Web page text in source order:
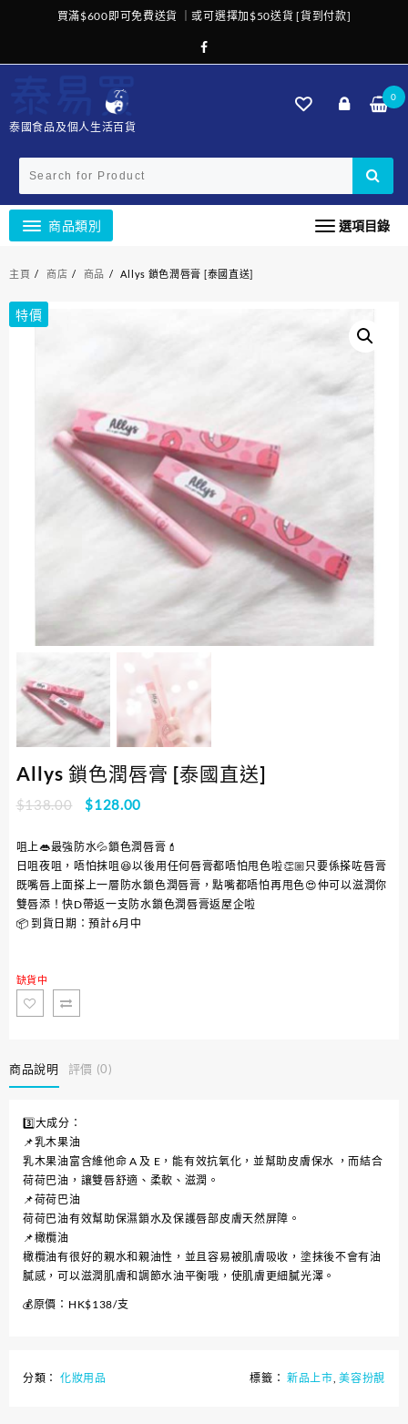
買滿$600即可免費送貨 ｜或可選擇加$50送貨 [貨到付款]
泰國食品及個人生活百貨
0
商品類別 選項目錄
主頁 商店 商品 Allys 鎖色潤唇膏 [泰國直送]
特價
Allys 鎖色潤唇膏 [泰國直送]
$138.00 $128.00
咀上👄最強防水💦鎖色潤唇膏💄
日咀夜咀，唔怕抹咀😆以後用任何唇膏都唔怕甩色啦👏🏼只要係搽咗唇膏
既嘴唇上面搽上一層防水鎖色潤唇膏，點嘴都唔怕再甩色😍仲可以滋潤你
雙唇添！快D帶返一支防水鎖色潤唇膏返屋企啦
📦 到貨日期：預計6月中
缺貨中
商品說明 評價 (0)
3️⃣大成分：
📌乳木果油
乳木果油富含維他命 A 及 E，能有效抗氧化，並幫助皮膚保水 ，而結合
荷荷巴油，讓雙唇舒適、柔軟、滋潤。
📌荷荷巴油
荷荷巴油有效幫助保濕鎖水及保護唇部皮膚天然屏障。
📌橄欖油
橄欖油有很好的親水和親油性，並且容易被肌膚吸收，塗抹後不會有油
膩感，可以滋潤肌膚和調節水油平衡哦，使肌膚更細膩光澤。
💰原價：HK$138/支
分類： 化妝用品 標籤： 新品上市,美容扮靚